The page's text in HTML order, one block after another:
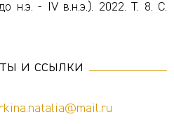
н.э. - IV в.н.э.). 2022. Т. 8. С.
и ссылки